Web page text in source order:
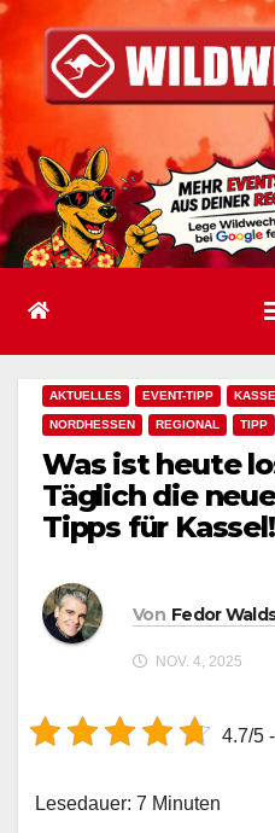
Inhalt
springen
AKTUELLES EVENT-TIPP
NORDHESSEN REGIONAL TIPP
Was ist heute
Täglich die
Tipps für Kassel!
Von Fedor
NOV. 4, 2025
4.7/5
Lesedauer: 7 Minuten